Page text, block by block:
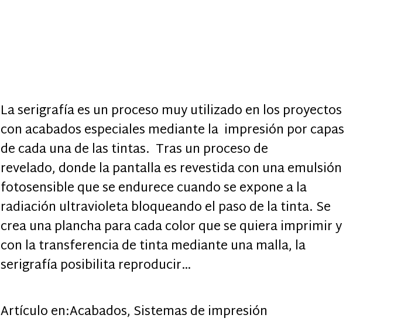
La serigrafía es un proceso muy utilizado en los proyectos
con acabados especiales mediante la impresión por capas
de cada una de las tintas. Tras un proceso de
revelado, donde la pantalla es revestida con una emulsión
fotosensible que se endurece cuando se expone a la
radiación ultravioleta bloqueando el paso de la tinta. Se
crea una plancha para cada color que se quiera imprimir y
con la transferencia de tinta mediante una malla, la
serigrafía posibilita reproducir…
Artículo en:Acabados, Sistemas de impresión